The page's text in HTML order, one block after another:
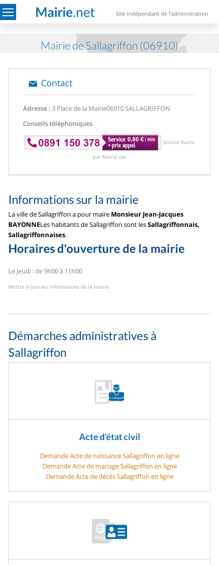
Site indépendant de l'administration
Mairie de Sallagriffon (06910)
Contact
Adresse : 3 Place de la Mairie06910 SALLAGRIFFON
Conseils téléphoniques
Service fourni
par Mairie.net
Informations sur la mairie
La ville de Sallagriffon a pour maire Monsieur Jean-Jacques
BAYONNELes habitants de Sallagriffon sont lesSallagriffonnais,
Sallagriffonnaises.
Horaires d'ouverture de la mairie
Le Jeudi : de 9h00 à 11h00
Mettre à jour les informations de la mairie
Démarches administratives à
Sallagriffon
Acte d’état civil
Demande Acte de naissance Sallagriffon en ligne
Demande Acte de mariage Sallagriffon en ligne
Demande Acte de décès Sallagriffon en ligne